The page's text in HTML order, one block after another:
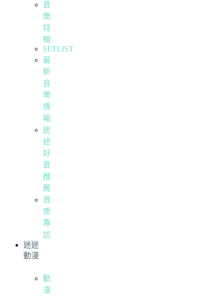
音
樂
特
輯
SETLIST
最
新
音
樂
情
報
迷
迷
好
音
推
薦
音
樂
專
訪
迷迷
動漫
動
漫